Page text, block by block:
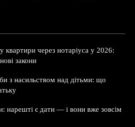
квартири через нотаріуса у 2026:
закони
з насильством над дітьми: що
нарешті є дати — і вони вже зовсім